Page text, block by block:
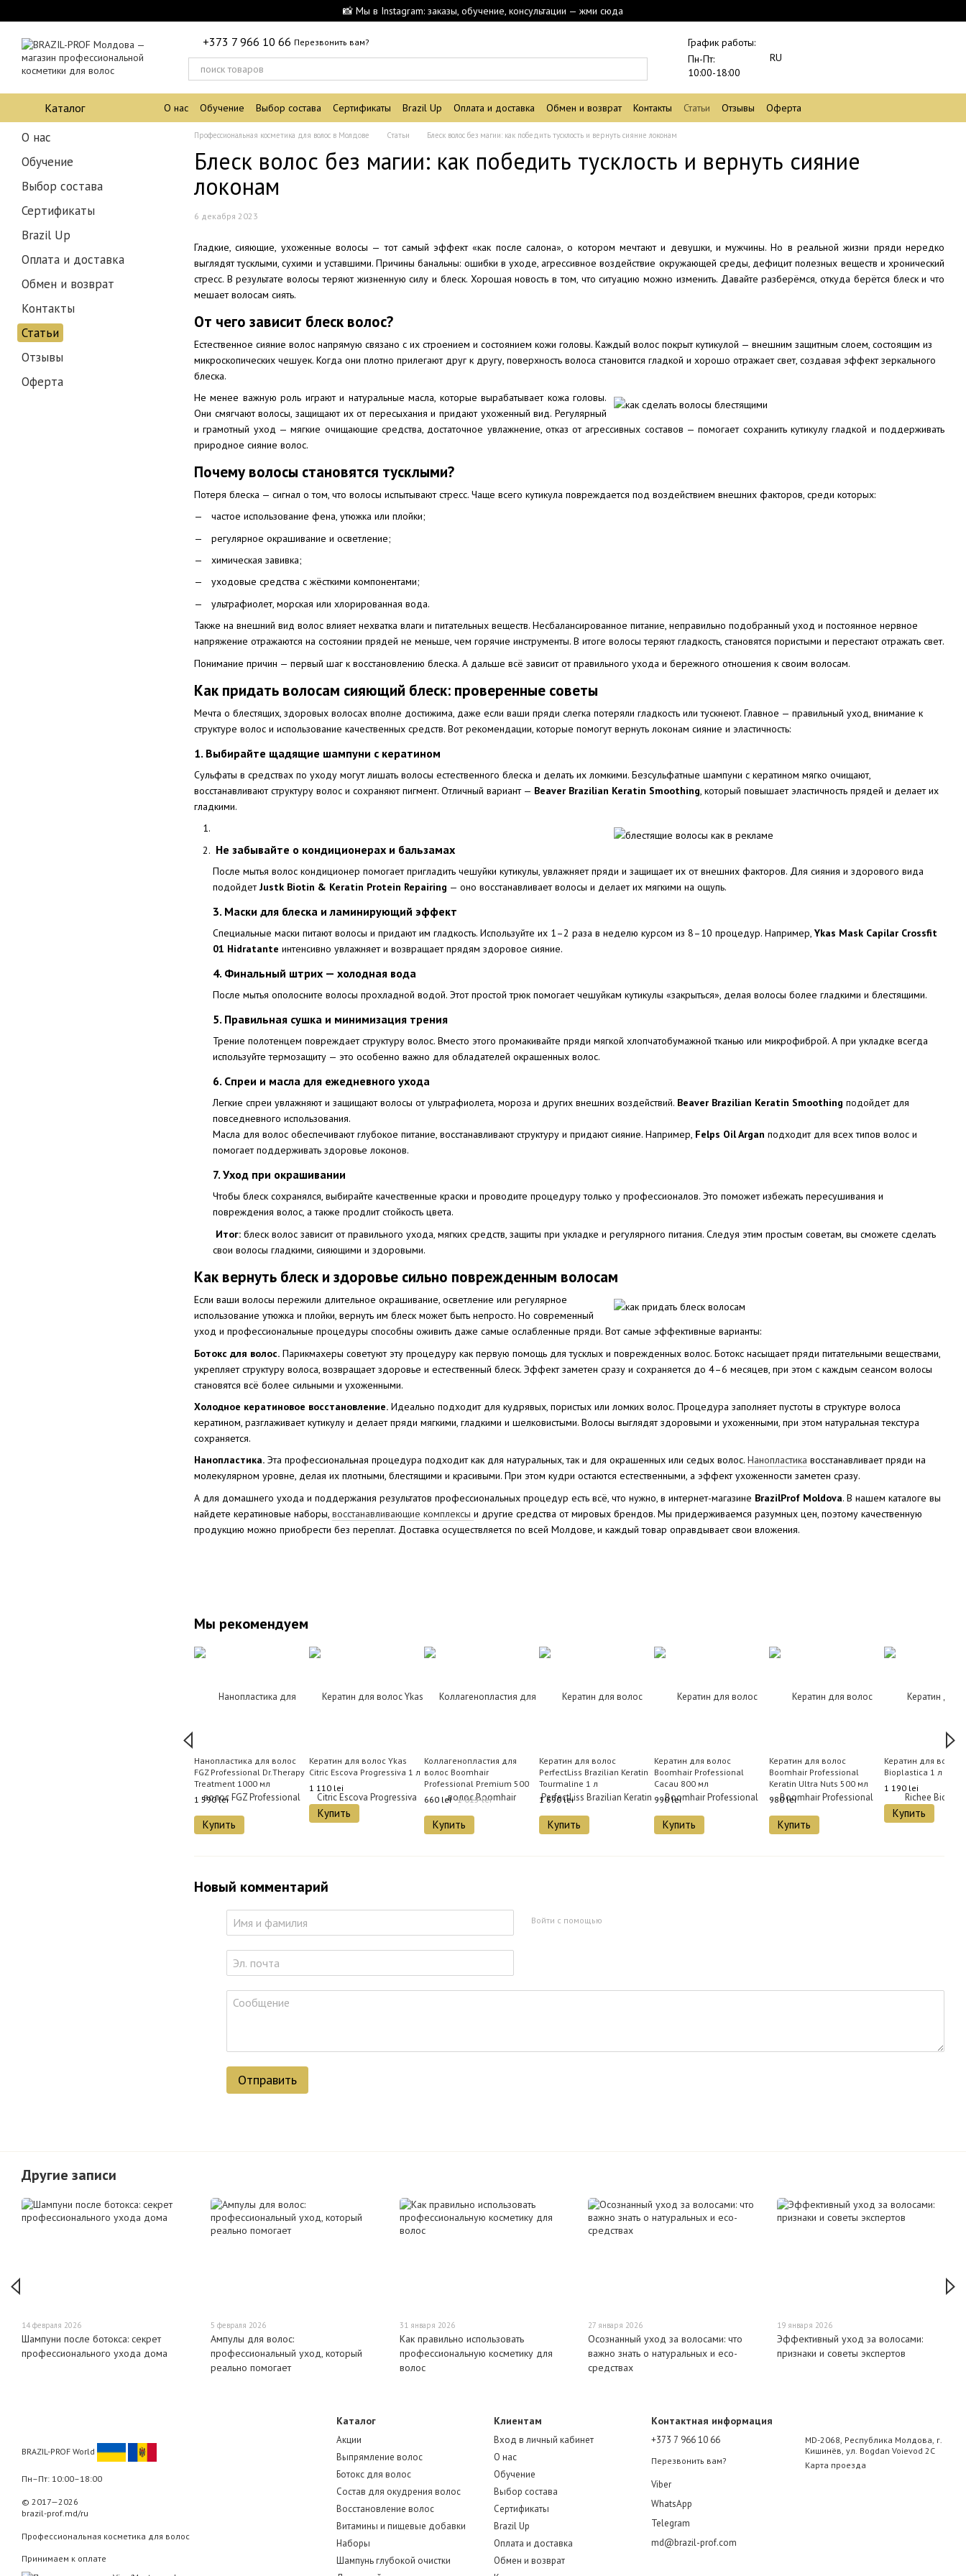
📸 Мы в Instagram: заказы, обучение, консультации — жми сюда
+373 7 966 10 66 Перезвонить вам?
График работы:
Пн-Пт:
10:00-18:00
RU
Каталог О нас Обучение Выбор состава Сертификаты Brazil Up Оплата и доставка Обмен и возврат Контакты Статьи Отзывы Оферта
Профессиональная косметика для волос в Молдове Статьи Блеск волос без магии: как победить тусклость и вернуть сияние локонам
Блеск волос без магии: как победить тусклость и вернуть сияние
локонам
6 декабря 2023
Гладкие, сияющие, ухоженные волосы — тот самый эффект «как после салона», о котором мечтают и девушки, и мужчины. Но в реальной жизни пряди нередко
выглядят тусклыми, сухими и уставшими. Причины банальны: ошибки в уходе, агрессивное воздействие окружающей среды, дефицит полезных веществ и хронический
стресс. В результате волосы теряют жизненную силу и блеск. Хорошая новость в том, что ситуацию можно изменить. Давайте разберёмся, откуда берётся блеск и что
мешает волосам сиять.
От чего зависит блеск волос?
Естественное сияние волос напрямую связано с их строением и состоянием кожи головы. Каждый волос покрыт кутикулой — внешним защитным слоем, состоящим из
микроскопических чешуек. Когда они плотно прилегают друг к другу, поверхность волоса становится гладкой и хорошо отражает свет, создавая эффект зеркального
блеска.
Не менее важную роль играют и натуральные масла, которые вырабатывает кожа головы.
Они смягчают волосы, защищают их от пересыхания и придают ухоженный вид. Регулярный
и грамотный уход — мягкие очищающие средства, достаточное увлажнение, отказ от агрессивных составов — помогает сохранить кутикулу гладкой и поддерживать
природное сияние волос.
Почему волосы становятся тусклыми?
Потеря блеска — сигнал о том, что волосы испытывают стресс. Чаще всего кутикула повреждается под воздействием внешних факторов, среди которых:
частое использование фена, утюжка или плойки;
регулярное окрашивание и осветление;
химическая завивка;
уходовые средства с жёсткими компонентами;
ультрафиолет, морская или хлорированная вода.
Также на внешний вид волос влияет нехватка влаги и питательных веществ. Несбалансированное питание, неправильно подобранный уход и постоянное нервное
напряжение отражаются на состоянии прядей не меньше, чем горячие инструменты. В итоге волосы теряют гладкость, становятся пористыми и перестают отражать свет.
Понимание причин — первый шаг к восстановлению блеска. А дальше всё зависит от правильного ухода и бережного отношения к своим волосам.
Как придать волосам сияющий блеск: проверенные советы
Мечта о блестящих, здоровых волосах вполне достижима, даже если ваши пряди слегка потеряли гладкость или тускнеют. Главное — правильный уход, внимание к
структуре волос и использование качественных средств. Вот рекомендации, которые помогут вернуть локонам сияние и эластичность:
1. Выбирайте щадящие шампуни с кератином
Сульфаты в средствах по уходу могут лишать волосы естественного блеска и делать их ломкими. Безсульфатные шампуни с кератином мягко очищают,
восстанавливают структуру волос и сохраняют пигмент. Отличный вариант — Beaver Brazilian Keratin Smoothing, который повышает эластичность прядей и делает их
гладкими.
Не забывайте о кондиционерах и бальзамах
После мытья волос кондиционер помогает пригладить чешуйки кутикулы, увлажняет пряди и защищает их от внешних факторов. Для сияния и здорового вида
подойдетJustk Biotin & Keratin Protein Repairing — оно восстанавливает волосы и делает их мягкими на ощупь.
3. Маски для блеска и ламинирующий эффект
Специальные маски питают волосы и придают им гладкость. Используйте их 1–2 раза в неделю курсом из 8–10 процедур. Например, Ykas Mask Capilar Crossfit
01 Hidratante интенсивно увлажняет и возвращает прядям здоровое сияние.
4. Финальный штрих — холодная вода
После мытья ополосните волосы прохладной водой. Этот простой трюк помогает чешуйкам кутикулы «закрыться», делая волосы более гладкими и блестящими.
5. Правильная сушка и минимизация трения
Трение полотенцем повреждает структуру волос. Вместо этого промакивайте пряди мягкой хлопчатобумажной тканью или микрофиброй. А при укладке всегда
используйте термозащиту — это особенно важно для обладателей окрашенных волос.
6. Спреи и масла для ежедневного ухода
Легкие спреи увлажняют и защищают волосы от ультрафиолета, мороза и других внешних воздействий. Beaver Brazilian Keratin Smoothing подойдет для
повседневного использования.
Масла для волос обеспечивают глубокое питание, восстанавливают структуру и придают сияние. Например, Felps Oil Argan подходит для всех типов волос и
помогает поддерживать здоровье локонов.
7. Уход при окрашивании
Чтобы блеск сохранялся, выбирайте качественные краски и проводите процедуру только у профессионалов. Это поможет избежать пересушивания и
повреждения волос, а также продлит стойкость цвета.
Итог: блеск волос зависит от правильного ухода, мягких средств, защиты при укладке и регулярного питания. Следуя этим простым советам, вы сможете сделать
свои волосы гладкими, сияющими и здоровыми.
Как вернуть блеск и здоровье сильно поврежденным волосам
Если ваши волосы пережили длительное окрашивание, осветление или регулярное
использование утюжка и плойки, вернуть им блеск может быть непросто. Но современный
уход и профессиональные процедуры способны оживить даже самые ослабленные пряди. Вот самые эффективные варианты:
Ботокс для волос. Парикмахеры советуют эту процедуру как первую помощь для тусклых и поврежденных волос. Ботокс насыщает пряди питательными веществами,
укрепляет структуру волоса, возвращает здоровье и естественный блеск. Эффект заметен сразу и сохраняется до 4–6 месяцев, при этом с каждым сеансом волосы
становятся всё более сильными и ухоженными.
Холодное кератиновое восстановление. Идеально подходит для кудрявых, пористых или ломких волос. Процедура заполняет пустоты в структуре волоса
кератином, разглаживает кутикулу и делает пряди мягкими, гладкими и шелковистыми. Волосы выглядят здоровыми и ухоженными, при этом натуральная текстура
сохраняется.
Нанопластика. Эта профессиональная процедура подходит как для натуральных, так и для окрашенных или седых волос. Нанопластика восстанавливает пряди на
молекулярном уровне, делая их плотными, блестящими и красивыми. При этом кудри остаются естественными, а эффект ухоженности заметен сразу.
А для домашнего ухода и поддержания результатов профессиональных процедур есть всё, что нужно, в интернет-магазине BrazilProf Moldova. В нашем каталоге вы
найдете кератиновые наборы, восстанавливающие комплексы и другие средства от мировых брендов. Мы придерживаемся разумных цен, поэтому качественную
продукцию можно приобрести без переплат. Доставка осуществляется по всей Молдове, и каждый товар оправдывает свои вложения.
Мы рекомендуем
Нанопластика для волос
FGZ Professional Dr.Therapy
Treatment 1000 мл
1 590 lei
Купить
Кератин для волос Ykas
Citric Escova Progressiva 1 л
1 110 lei
Купить
Коллагенопластия для
волос Boomhair
Professional Premium 500
мл
660 lei 1 015 lei
Купить
Кератин для волос
PerfectLiss Brazilian Keratin
Tourmaline 1 л
1 690 lei
Купить
Кератин для волос
Boomhair Professional
Cacau 800 мл
990 lei
Купить
Кератин для волос
Boomhair Professional
Keratin Ultra Nuts 500 мл
980 lei
Купить
Кератин для волос
Bioplastica 1 л
1 190 lei
Купить
Новый комментарий
Войти с помощью
Отправить
О нас
Обучение
Выбор состава
Сертификаты
Brazil Up
Оплата и доставка
Обмен и возврат
Контакты
Статьи
Отзывы
Оферта
Другие записи
14 февраля 2026
Шампуни после ботокса: секрет
профессионального ухода дома
5 февраля 2026
Ампулы для волос:
профессиональный уход, который
реально помогает
31 января 2026
Как правильно использовать
профессиональную косметику для
волос
27 января 2026
Осознанный уход за волосами: что
важно знать о натуральных и eco-
средствах
19 января 2026
Эффективный уход за волосами:
признаки и советы экспертов
BRAZIL-PROF World
Пн–Пт: 10:00–18:00
© 2017—2026
brazil-prof.md/ru
Профессиональная косметика для волос
Принимаем к оплате
Каталог
Акции
Выпрямление волос
Ботокс для волос
Состав для окудрения волос
Восстановление волос
Витамины и пищевые добавки
Наборы
Шампунь глубокой очистки
Клиентам
Вход в личный кабинет
О нас
Обучение
Выбор состава
Сертификаты
Brazil Up
Оплата и доставка
Обмен и возврат
Контактная информация
+373 7 966 10 66
Перезвонить вам?
Viber
WhatsApp
Telegram
md@brazil-prof.com
MD-2068, Республика Молдова, г.
Кишинёв, ул. Bogdan Voievod 2C
Карта проезда